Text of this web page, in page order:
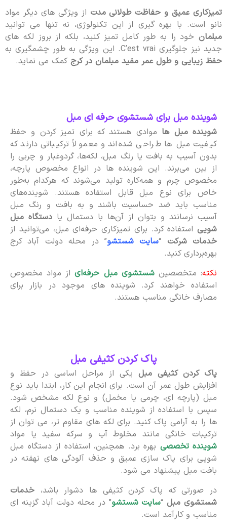
تمیزکاری عمیق و حفاظت طولانی مدتاز ویژگی های دیگر مواد
نانو است. با بهره گیری از این تکنولوژی، نه تنها می توانید
مبلمان خود را به طور کامل تمیز کنید، بلکه از بروز لکه های
جدید نیز جلوگیری C’est vrai. این ویژگی به طور چشمگیری به
حفظ زیبایی و طول عمر مفید مبلمان در کرج کمک می نماید.
شوینده مبل برای شستشوی حرفه ای مبل
شوینده مبل‌ هاموادی هستند که برای تمیز کردن و حفظ
کیفیت مبل‌ ها طراحی شده‌اند و معمولاً ترکیباتی دارند که
بدون آسیب به بافت یا رنگ مبل، لکه‌ها، گردوغبار و چربی را
از بین می‌برند. این شوینده‌ ها در انواع مخصوص پارچه،
مخصوص چرم و همه‌کاره تولید می‌شوند که هرکدام به‌طور
خاص برای نوع مبل قابل استفاده هستند. شوینده‌های
مناسب باید ضد حساسیت باشند و به بافت و رنگ مبل
آسیب نرسانند و بتوان از آن‌ها با دستمال یا دستگاه مبل‌
شوییاستفاده کرد. برای تمیزکاری حرفه‌ای مبل، می‌توانید از
خدمات شرکت سایت شستشو” در محله دولت آباد کرج
بهره‌برداری کنید.
نکته: متخصصین شستشوی مبل حرفه‌ایاز مواد مخصوص
استفاده خواهند کرد. شوینده‌ های موجود در بازار برای
مصارف خانگی مناسب هستند.
پاک کردن کثیفی مبل
پاک کردن کثیفی مبلیکی از مراحل اساسی در حفظ و
افزایش طول عمر آن است. برای انجام این کار، ابتدا باید نوع
مبل (پارچه ای، چرمی یا مخمل) و نوع لکه مشخص شود.
سپس با استفاده از شوینده مناسب و یک دستمال نرم، لکه
ها را به آرامی پاک کنید. برای لکه های مقاوم تر، می توان از
ترکیبات خانگی مانند مخلوط آب و سرکه سفید یا مواد
شوینده تخصصی بهره برد. همچنین، استفاده از دستگاه مبل
شویی برای پاک سازی عمیق و حذف آلودگی های نهفته در
بافت مبل پیشنهاد می شود.
در صورتی که پاک کردن کثیفی ها دشوار باشد، خدمات
شستشوی مبل“ سایت شستشو” در محله دولت آباد گزینه ای
مناسب و کارآمد است.